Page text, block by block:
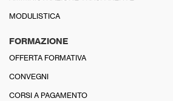
MODULISTICA
FORMAZIONE
OFFERTA FORMATIVA
CONVEGNI
CORSI A PAGAMENTO